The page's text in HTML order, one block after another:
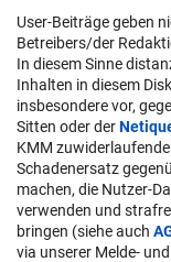
User-Beiträge geben
Betreibers/der
In diesem Sinne
Inhalten in diesem
insbesondere vor,
Sitten oder der
KMM
Schadenersatz
machen, die Nutzer-
verwenden und
bringen (siehe auch
via unserer Melde-